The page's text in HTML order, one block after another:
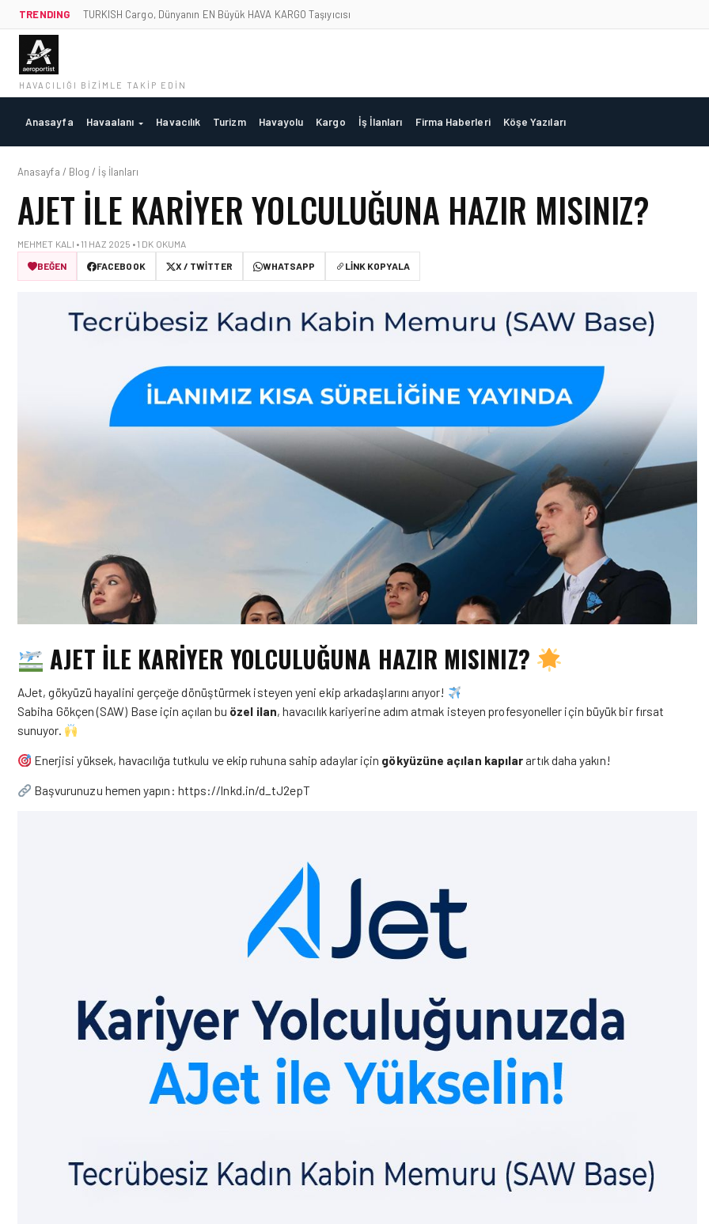
TRENDING TURKISH Cargo, Dünyanın EN Büyük HAVA KARGO Taşıyıcısı
HAVACILIĞI BIZIMLE TAKIP EDIN
Anasayfa Havaalanı Havacılık Turizm Havayolu Kargo İş İlanları Firma Haberleri Köşe Yazıları
Anasayfa / Blog / İş İlanları
AJET ILE KARIYER YOLCULUĞUNA HAZIR MISINIZ?
MEHMET KALI • 11 HAZ 2025 • 1 DK OKUMA
BEĞEN
FACEBOOK X / TWITTER WHATSAPP LINK KOPYALA
AJET ILE KARIYER YOLCULUĞUNA HAZIR MISINIZ?
AJet, gökyüzü hayalini gerçeğe dönüştürmek isteyen yeni ekip arkadaşlarını arıyor!
Sabiha Gökçen (SAW) Base için açılan bu özel ilan, havacılık kariyerine adım atmak isteyen profesyoneller için büyük bir fırsat
sunuyor.
Enerjisi yüksek, havacılığa tutkulu ve ekip ruhuna sahip adaylar için gökyüzüne açılan kapılar artık daha yakın!
Başvurunuzu hemen yapın: https://lnkd.in/d_tJ2epT